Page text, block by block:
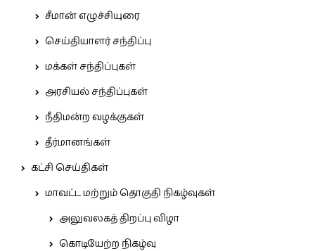
சீமான் எழுச்சியுரை
செய்தியாளர் சந்திப்பு
மக்கள் சந்திப்புகள்
அரசியல் சந்திப்புகள்
நீதிமன்ற வழக்குகள்
தீர்மானங்கள்
கட்சி செய்திகள்
மாவட்ட மற்றும் தொகுதி நிகழ்வுகள்
அலுவலகத் திறப்பு விழா
கொடியேற்ற நிகழ்வு